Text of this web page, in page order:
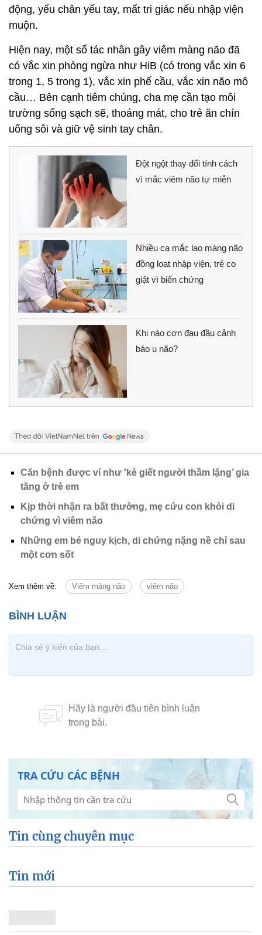
động, yếu chân yếu tay, mất tri giác nếu nhập viện
muộn.
Hiện nay, một số tác nhân gây viêm màng não đã
có vắc xin phòng ngừa như HiB (có trong vắc xin 6
trong 1, 5 trong 1), vắc xin phế cầu, vắc xin não mô
cầu… Bên cạnh tiêm chủng, cha mẹ cần tạo môi
trường sống sạch sẽ, thoáng mát, cho trẻ ăn chín
uống sôi và giữ vệ sinh tay chân.
Đột ngột thay đổi tính cách
vì mắc viêm não tự miễn
Nhiều ca mắc lao màng não
đồng loạt nhập viện, trẻ co
giật vì biến chứng
Khi nào cơn đau đầu cảnh
báo u não?
Căn bệnh được ví như 'kẻ giết người thầm lặng’ gia
tăng ở trẻ em
Kịp thời nhận ra bất thường, mẹ cứu con khỏi di
chứng vì viêm não
Những em bé nguy kịch, di chứng nặng nề chỉ sau
một cơn sốt
Xem thêm về: Viêm màng não viêm não
TRA CỨU CÁC BỆNH
Tin cùng chuyên mục
Tin mới